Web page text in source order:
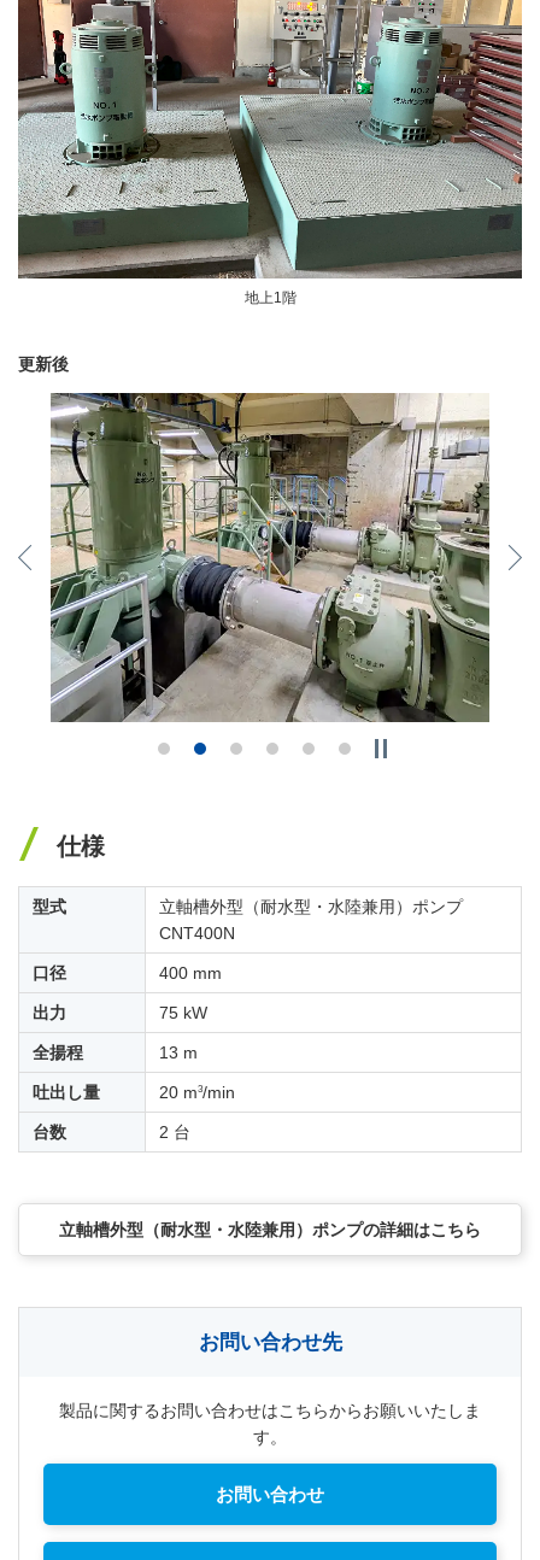
地上1階
更新後
Previous
仕様
型式
立軸槽外型（耐水型・水陸兼用）ポンプ
CNT400N
口径 400 mm
出力 75 kW
全揚程 13 m
吐出し量 20 m3/min
台数 2 台
立軸槽外型（耐水型・水陸兼用）ポンプの詳細はこちら
お問い合わせ先
製品に関するお問い合わせはこちらからお願いいたしま
す。
お問い合わせ